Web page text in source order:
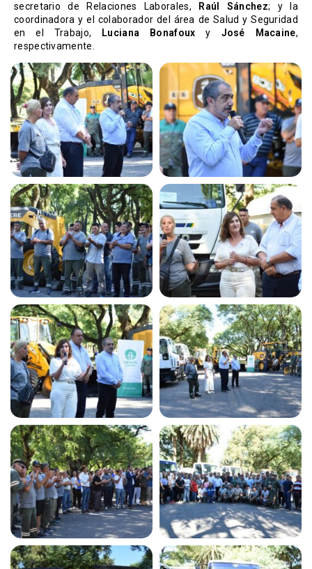
secretario de Relaciones Laborales, Raúl Sánchez; y la
coordinadora y el colaborador del área de Salud y Seguridad
en el Trabajo,
Luciana Bonafoux y José Macaine,
respectivamente.